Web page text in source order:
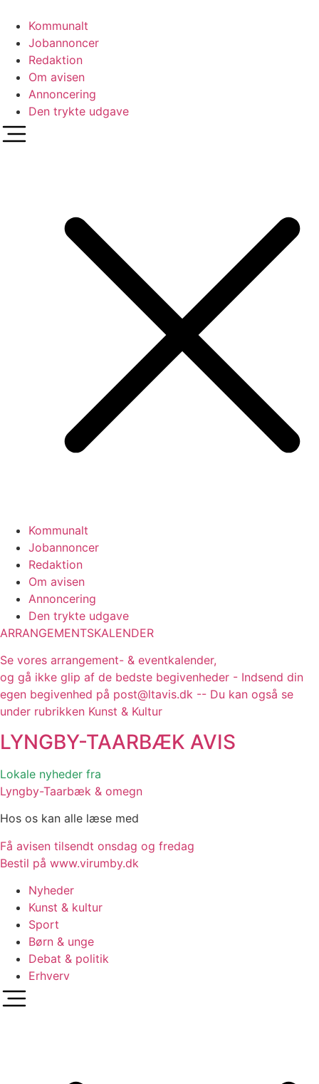
indhold
Kommunalt
Jobannoncer
Redaktion
Om avisen
Annoncering
Den trykte udgave
Kommunalt
Jobannoncer
Redaktion
Om avisen
Annoncering
Den trykte udgave
ARRANGEMENTSKALENDER
Se vores arrangement- & eventkalender,
og gå ikke glip af de bedste begivenheder - Indsend din
egen begivenhed på post@ltavis.dk -- Du kan også se
under rubrikken Kunst & Kultur
LYNGBY-TAARBÆK AVIS
Lokale nyheder fra
Lyngby-Taarbæk & omegn
Hos os kan alle læse med
Få avisen tilsendt onsdag og fredag
Bestil på www.virumby.dk
Nyheder
Kunst & kultur
Sport
Børn & unge
Debat & politik
Erhverv